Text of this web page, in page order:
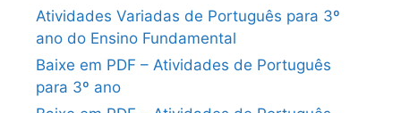
Atividades Variadas de Português para 3º
ano do Ensino Fundamental
Baixe em PDF – Atividades de Português
para 3º ano